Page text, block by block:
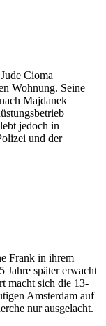
Cioma
Wohnung. Seine
Majdanek
jedoch in
und der
Frank in ihrem
Jahre später erwacht
macht sich die 13-
Amsterdam auf
nur ausgelacht.